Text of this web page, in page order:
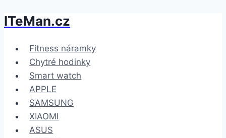
Přeskočit
obsah
ITeMan.cz
Fitness náramky
Chytré hodinky
Smart watch
APPLE
SAMSUNG
XIAOMI
ASUS